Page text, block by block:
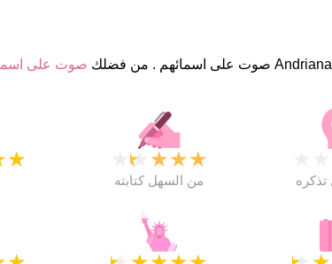
صوت على
★ ★
★
★
★
من السهل كتابته